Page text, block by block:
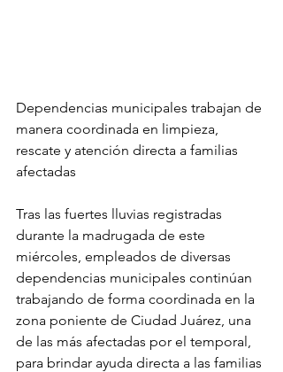
Dependencias municipales trabajan de
manera coordinada en limpieza,
rescate y atención directa a familias
afectadas
Tras las fuertes lluvias registradas
durante la madrugada de este
miércoles, empleados de diversas
dependencias municipales continúan
trabajando de forma coordinada en la
zona poniente de Ciudad Juárez, una
de las más afectadas por el temporal,
para brindar ayuda directa a las familias